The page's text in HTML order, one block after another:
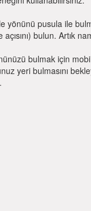
yönünü pusula ile
açısını) bulun. Artık
bulmak için
yeri bulmasını